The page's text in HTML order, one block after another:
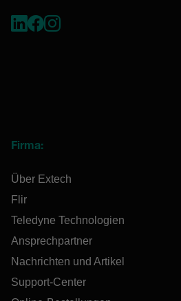
Firma:
Über Extech
Flir
Teledyne Technologien
Ansprechpartner
Nachrichten und Artikel
Support-Center